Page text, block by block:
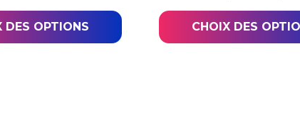
DES OPTIONS CHOIX DES